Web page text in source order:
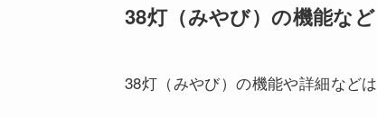
38灯（みやび）の機能など
38灯（みやび）の機能や詳細など